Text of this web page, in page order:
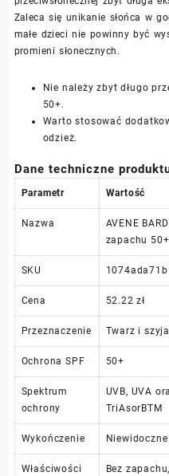
Zaleca się unikanie słońca w
małe dzieci nie powinny być
promieni słonecznych.
Nie należy zbyt długo
50+.
Warto stosować
odzież.
Dane techniczne
Parametr Wartość
Nazwa
AVENE
zapachu 50+
SKU
Cena 52.22 zł
Przeznaczenie Twarz i szyja
Ochrona SPF 50+
Spektrum
ochrony
UVB, UVA
TriAsorBTM
Wykończenie Niewidoczne
Właściwości
Bez